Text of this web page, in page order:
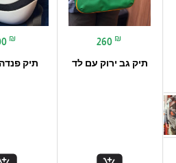
260 ₪
תיק גב ירוק עם לד
₪
תיק